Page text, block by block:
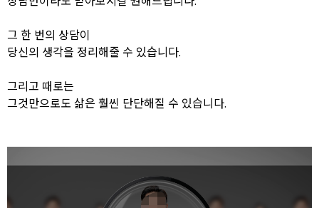
그 한 번의 상담이
당신의 생각을 정리해줄 수 있습니다.
그리고 때로는
그것만으로도 삶은 훨씬 단단해질 수 있습니다.